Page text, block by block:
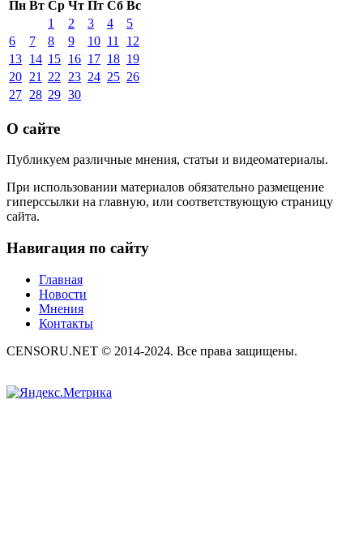
Пн Вт Ср Чт Пт Сб Вс
1
2 3 4
5
6
7 8 9 10 11
12
13 14 15 16 17 18 19
20 21 22 23 24 25 26
27 28 29 30
О сайте
Публикуем различные мнения, статьи и видеоматериалы.
При использовании материалов обязательно размещение
гиперссылки на главную, или соответствующую страницу
сайта.
Навигация по сайту
Главная
Новости
Мнения
Контакты
CENSORU.NET © 2014-2024. Все права защищены.